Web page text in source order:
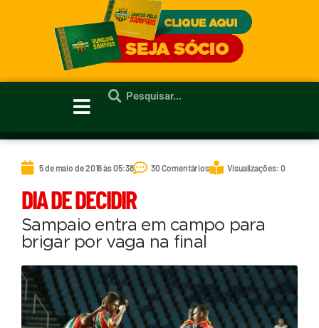
5 de maio de 2016 às 05:38 30 Comentários Visualizações: 0
DIA DE DECIDIR
Sampaio entra em campo para
brigar por vaga na final